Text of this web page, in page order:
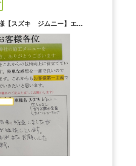
【スズキ ジムニー】エ...